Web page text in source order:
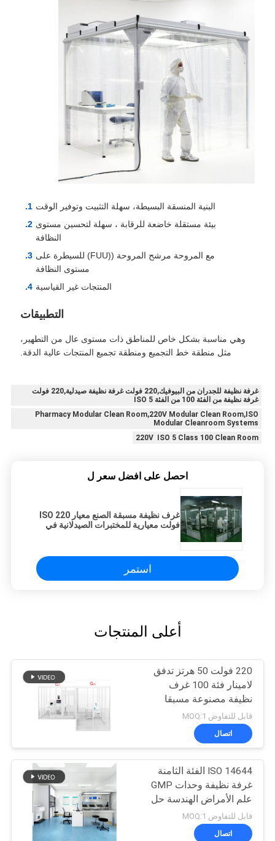
البنية المنسقة البسيطة، سهلة التثبيت وتوفير الوقت
بيئة مستقلة خاضعة للرقابة ، سهلة لتحسين مستوى
النظافة
مع المروحة مرشح المروحة ((FUU) للسيطرة على
مستوى النظافة
المنتجات غير القياسية
التطبيقات
وهي مناسبة بشكل خاص للمناطق ذات مستوى عال من التطهير،
مثل منطقة خط التجميع ومنطقة تجميع المنتجات عالية الدقة.
غرفة نظيفة للجدران من البيوفيك,220 فولت غرفة نظيفة صيدلية,220 فولت
غرفة نظيفة من الفئة 100 من الفئة 5 ISO
Pharmacy Modular Clean Room,220V Modular Clean Room,ISO
Modular Cleanroom Systems
220V ISO 5 Class 100 Clean Room
احصل على افضل سعر ل
غرف نظيفة مسبقة الصنع معيار ISO 220
فولت معيارية للمختبرات الصيدلانية في
استمر
أعلى المنتجات
220 فولت 50 هرتز تدفق
لامينار فئة 100 غرف
نظيفة مصنوعة مسبقا
قابل للتفاوض MOQ:1
اتصال
ISO 14644 الفئة الثامنة
غرفة نظيفة وحدات GMP
علم الأمراض الهندسة حل
غرفة نظيفة
قابل للتفاوض MOQ:1
اتصال